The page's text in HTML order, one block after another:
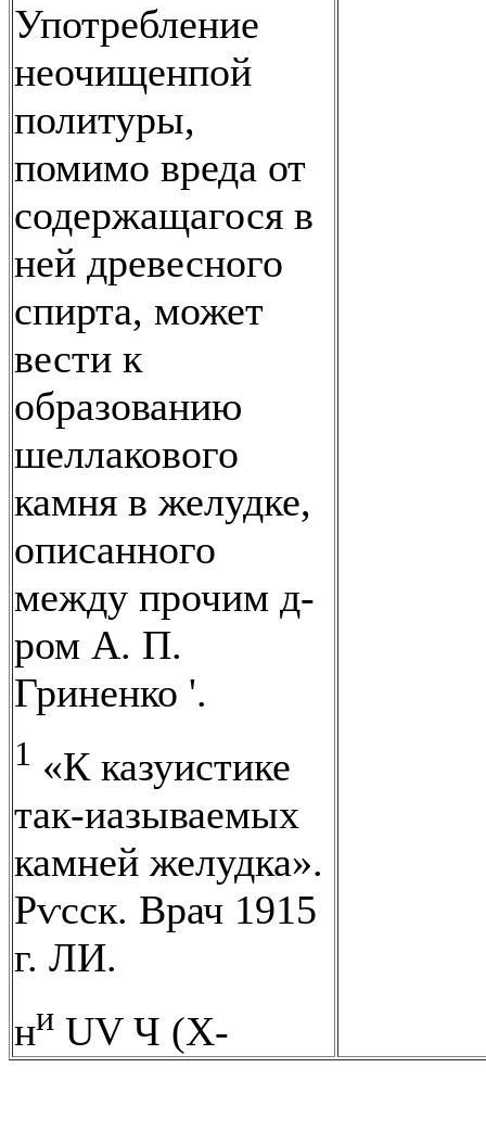
Употребление
неочищенпой
политуры,
помимо вреда от
содержащагося в
ней древесного
спирта, может
вести к
образованию
шеллакового
камня в желудке,
описанного
между прочим д-
ром А. П.
Гриненко '.
1 «К казуистике
так-иазываемых
камней желудка».
Рѵсск. Врач 1915
г. ЛИ.
ни UV Ч (Х-